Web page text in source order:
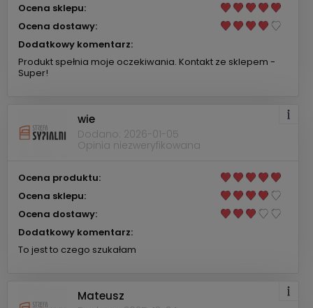
Ocena sklepu:
Ocena dostawy:
Dodatkowy komentarz:
Produkt spełnia moje oczekiwania. Kontakt ze sklepem -
Super!
wie
Dodano: 2026-01-05
Opinia niezweryfikowana
Ocena produktu:
Ocena sklepu:
Ocena dostawy:
Dodatkowy komentarz:
To jest to czego szukałam
Mateusz